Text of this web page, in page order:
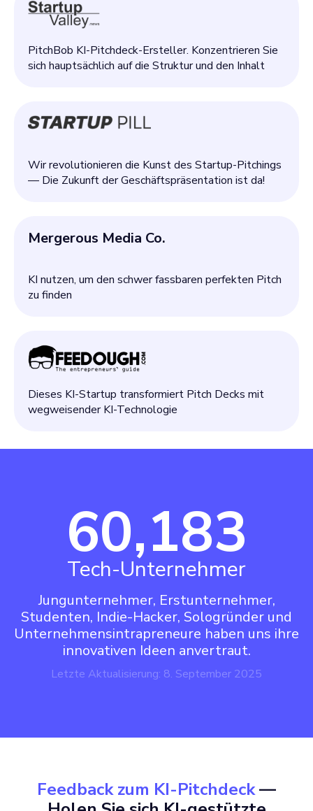
PitchBob KI-Pitchdeck-Ersteller. Konzentrieren Sie
sich hauptsächlich auf die Struktur und den Inhalt
Wir revolutionieren die Kunst des Startup-Pitchings
— Die Zukunft der Geschäftspräsentation ist da!
Mergerous Media Co.
KI nutzen, um den schwer fassbaren perfekten Pitch
zu finden
Dieses KI-Startup transformiert Pitch Decks mit
wegweisender KI-Technologie
60,183
Tech-Unternehmer
Jungunternehmer, Erstunternehmer,
Studenten, Indie-Hacker, Sologründer und
Unternehmensintrapreneure haben uns ihre
innovativen Ideen anvertraut.
Letzte Aktualisierung: 8. September 2025
Feedback zum KI-Pitchdeck—